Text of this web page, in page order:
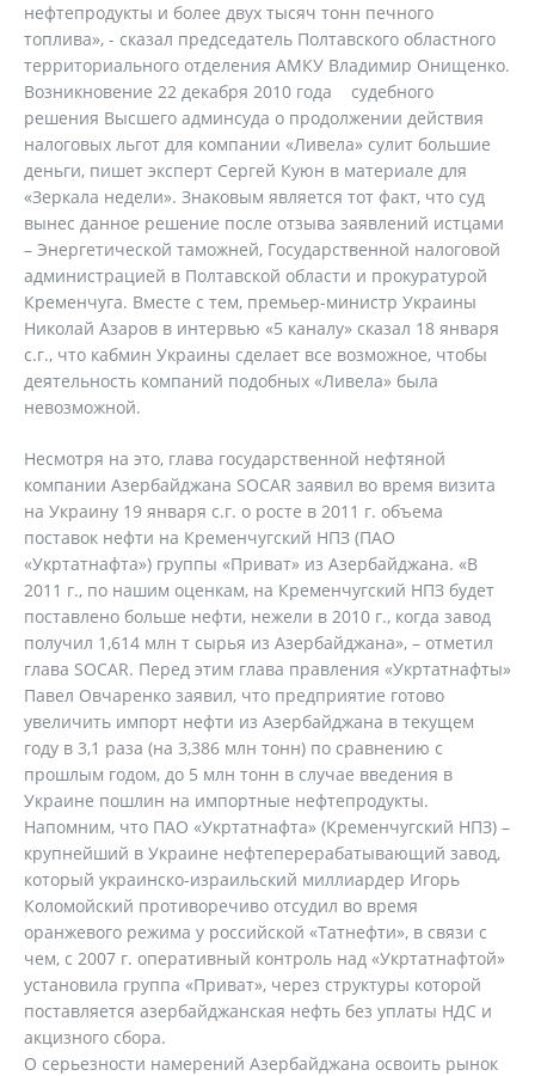
нефтепродукты и более двух тысяч тонн печного
топлива», - сказал председатель Полтавского областного
территориального отделения АМКУ Владимир Онищенко.
Возникновение 22 декабря 2010 года судебного
решения Высшего админсуда о продолжении действия
налоговых льгот для компании «Ливела» сулит большие
деньги, пишет эксперт Сергей Куюн в материале для
«Зеркала недели». Знаковым является тот факт, что суд
вынес данное решение после отзыва заявлений истцами
– Энергетической таможней, Государственной налоговой
администрацией в Полтавской области и прокуратурой
Кременчуга. Вместе с тем, премьер-министр Украины
Николай Азаров в интервью «5 каналу» сказал 18 января
с.г., что кабмин Украины сделает все возможное, чтобы
деятельность компаний подобных «Ливела» была
невозможной.
Несмотря на это, глава государственной нефтяной
компании Азербайджана SOCAR заявил во время визита
на Украину 19 января с.г. о росте в 2011 г. объема
поставок нефти на Кременчугский НПЗ (ПАО
«Укртатнафта») группы «Приват» из Азербайджана. «В
2011 г., по нашим оценкам, на Кременчугский НПЗ будет
поставлено больше нефти, нежели в 2010 г., когда завод
получил 1,614 млн т сырья из Азербайджана», – отметил
глава SOCAR. Перед этим глава правления «Укртатнафты»
Павел Овчаренко заявил, что предприятие готово
увеличить импорт нефти из Азербайджана в текущем
году в 3,1 раза (на 3,386 млн тонн) по сравнению с
прошлым годом, до 5 млн тонн в случае введения в
Украине пошлин на импортные нефтепродукты.
Напомним, что ПАО «Укртатнафта» (Кременчугский НПЗ) –
крупнейший в Украине нефтеперерабатывающий завод,
который украинско-израильский миллиардер Игорь
Коломойский противоречиво отсудил во время
оранжевого режима у российской «Татнефти», в связи с
чем, с 2007 г. оперативный контроль над «Укртатнафтой»
установила группа «Приват», через структуры которой
поставляется азербайджанская нефть без уплаты НДС и
акцизного сбора.
О серьезности намерений Азербайджана освоить рынок